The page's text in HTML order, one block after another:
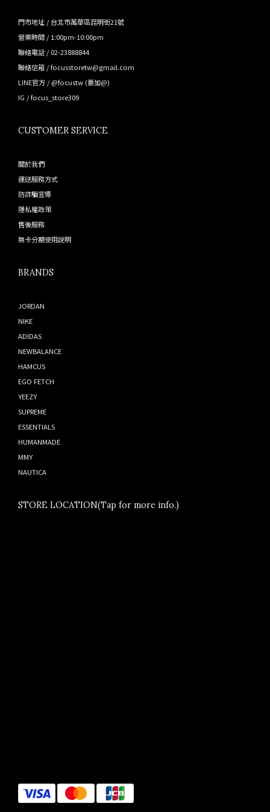
門市地址 / 台北市萬華區昆明街21號
營業時間 / 1:00pm-10:00pm
聯絡電話 / 02-23888844
聯絡信箱 / focusstoretw@gmail.com
LINE官方 / @focustw (要加@)
IG /focus_store309
CUSTOMER SERVICE
關於我們
運送服務方式
防詐騙宣導
隱私權政策
售後服務
無卡分期使用說明
BRANDS
JORDAN
NIKE
ADIDAS
NEWBALANCE
HAMCUS
EGO FETCH
YEEZY
SUPREME
ESSENTIALS
HUMANMADE
MMY
NAUTICA
STORE LOCATION(Tap for more info.)